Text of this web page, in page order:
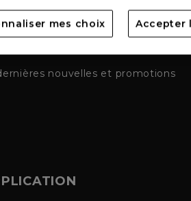
nouvelles et promotions
mes choix Accepter